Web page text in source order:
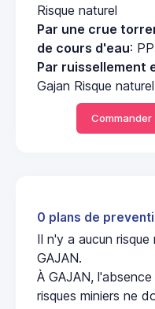
Risque naturel
Par une crue
de cours d'eau:
Par ruissellement
Gajan Risque naturel
Commander
0 plans de
Il n'y a aucun risque
GAJAN.
À GAJAN,
risques miniers ne